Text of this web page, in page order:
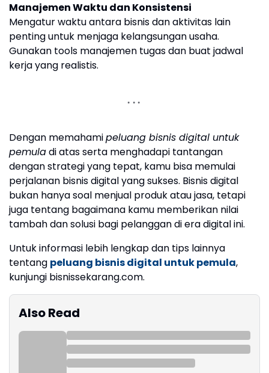
Manajemen Waktu dan Konsistensi
Mengatur waktu antara bisnis dan aktivitas lain
penting untuk menjaga kelangsungan usaha.
Gunakan tools manajemen tugas dan buat jadwal
kerja yang realistis.
Dengan memahamipeluang bisnis digital untuk
pemuladi atas serta menghadapi tantangan
dengan strategi yang tepat, kamu bisa memulai
perjalanan bisnis digital yang sukses. Bisnis digital
bukan hanya soal menjual produk atau jasa, tetapi
juga tentang bagaimana kamu memberikan nilai
tambah dan solusi bagi pelanggan di era digital ini.
Untuk informasi lebih lengkap dan tips lainnya
tentang peluang bisnis digital untuk pemula,
kunjungi bisnissekarang.com.
Also Read